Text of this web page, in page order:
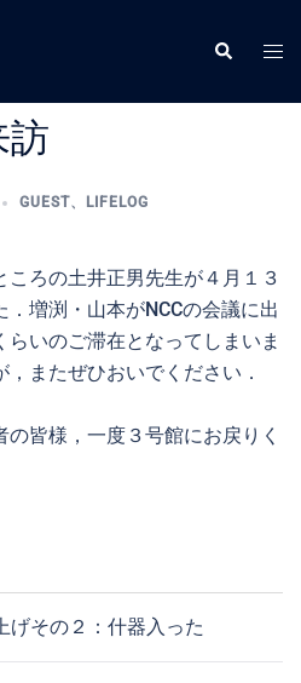
検
索
ト
訪
GUEST、 LIFELOG
ろの土井正男先生が４月１３
増渕・山本がNCCの会議に出
いのご滞在となってしまいま
またぜひおいでください．
の皆様，一度３号館にお戻りく
げその２：什器入った